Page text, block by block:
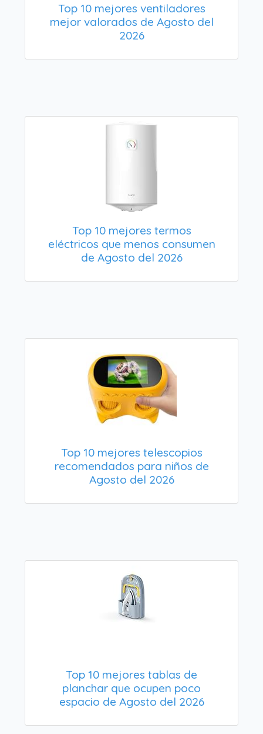
Top 10 mejores ventiladores
mejor valorados de Agosto del
2026
Top 10 mejores termos
eléctricos que menos consumen
de Agosto del 2026
Top 10 mejores telescopios
recomendados para niños de
Agosto del 2026
Top 10 mejores tablas de
planchar que ocupen poco
espacio de Agosto del 2026